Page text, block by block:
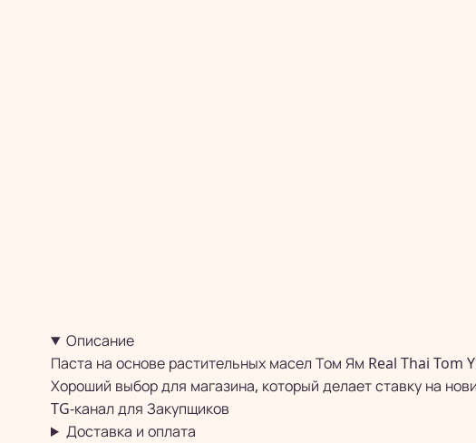
Описание
Паста на основе растительных масел Том Ям Real Thai
Хороший выбор для магазина, который делает ставку на
TG-канал для Закупщиков
Доставка и оплата